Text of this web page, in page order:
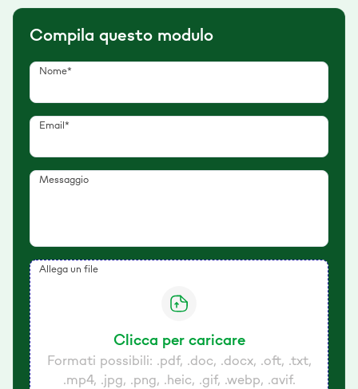
Compila questo modulo
Nome*
Email*
Messaggio
Allega un file
Clicca per caricare
Formati possibili: .pdf, .doc, .docx, .oft, .txt,
.mp4, .jpg, .png, .heic, .gif, .webp, .avif.